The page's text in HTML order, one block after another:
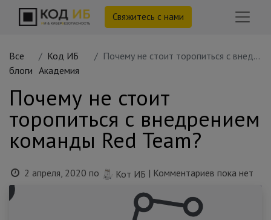
Свяжитесь с нами
Все
блоги
Код ИБ
Академия
Почему не стоит торопиться с внедрением команды Red Team?
Почему не стоит
торопиться с внедрением
команды Red Team?
2 апреля, 2020 по Кот ИБ | Комментариев пока нет